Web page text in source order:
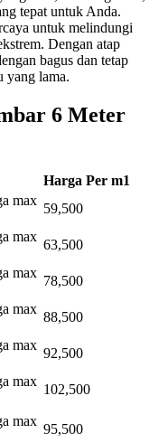
tepat untuk Anda.
untuk melindungi
Dengan atap
bagus dan tetap
yang lama.
6 Meter
Harga Per m1
max
59,500
max
63,500
max
78,500
max
88,500
max
92,500
max
102,500
max
95,500